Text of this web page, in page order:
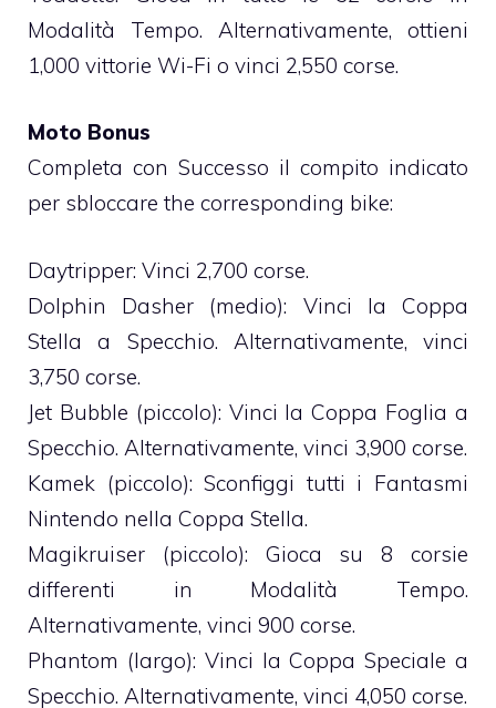
Modalità Tempo. Alternativamente, ottieni
1,000 vittorie Wi-Fi o vinci 2,550 corse.
Moto Bonus
Completa con Successo il compito indicato
per sbloccare the corresponding bike:
Daytripper: Vinci 2,700 corse.
Dolphin Dasher (medio): Vinci la Coppa
Stella a Specchio. Alternativamente, vinci
3,750 corse.
Jet Bubble (piccolo): Vinci la Coppa Foglia a
Specchio. Alternativamente, vinci 3,900 corse.
Kamek (piccolo): Sconfiggi tutti i Fantasmi
Nintendo nella Coppa Stella.
Magikruiser (piccolo): Gioca su 8 corsie
differenti in Modalità Tempo.
Alternativamente, vinci 900 corse.
Phantom (largo): Vinci la Coppa Speciale a
Specchio. Alternativamente, vinci 4,050 corse.